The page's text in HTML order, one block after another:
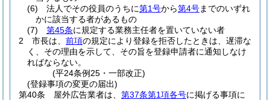
(6)
法人でその役員のうちに第1号から第4号までのいずれ
かに該当する者があるもの
(7)
第45条に規定する業務主任者を置いていない者
2
市長は、 前項の規定により登録を拒否したときは、遅滞な
く、その理由を示して、その旨を登録申請者に通知しなけ
ればならない。
(平24条例25・一部改正)
(登録事項の変更の届出)
第40条
屋外広告業者は、 第37条第1項各号に掲げる事項に